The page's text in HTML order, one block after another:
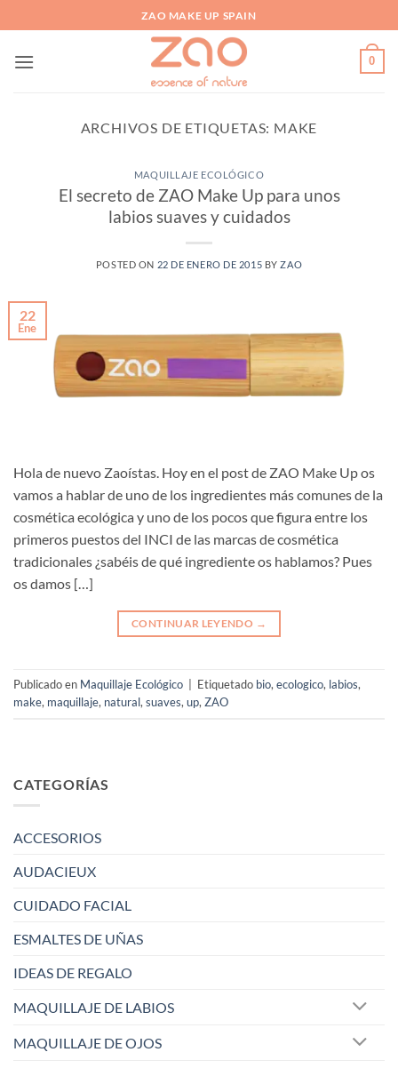
al
contenido
ZAO MAKE UP SPAIN
0
ARCHIVOS DE ETIQUETAS: MAKE
MAQUILLAJE ECOLÓGICO
El secreto de ZAO Make Up para unos
labios suaves y cuidados
POSTED ON 22 DE ENERO DE 2015 BYZAO
22
Ene
Hola de nuevo Zaoístas. Hoy en el post de ZAO Make Up os
vamos a hablar de uno de los ingredientes más comunes de la
cosmética ecológica y uno de los pocos que figura entre los
primeros puestos del INCI de las marcas de cosmética
tradicionales ¿sabéis de qué ingrediente os hablamos? Pues
os damos […]
CONTINUAR LEYENDO →
Publicado en Maquillaje Ecológico Etiquetado bio, ecologico, labios,
make, maquillaje, natural, suaves, up, ZAO
CATEGORÍAS
ACCESORIOS
AUDACIEUX
CUIDADO FACIAL
ESMALTES DE UÑAS
IDEAS DE REGALO
MAQUILLAJE DE LABIOS
MAQUILLAJE DE OJOS